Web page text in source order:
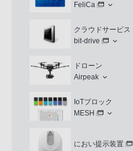
FeliCa
クラウドサービス
bit-drive
ドローン
Airpeak
IoTブロック
MESH
におい提示装置